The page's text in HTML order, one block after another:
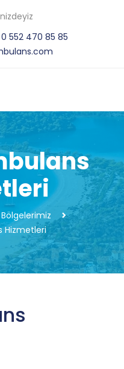
0 552 470 85 85
Hizmetleri